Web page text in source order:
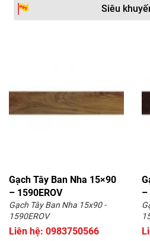
Siêu
Gạch Tây Ban Nha 15×90
– 1590EROV
Gạch Tây Ban Nha 15x90 -
1590EROV
Liên hệ: 0983750566
–